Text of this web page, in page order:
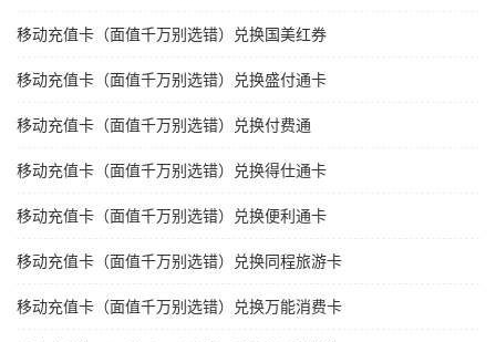
移动充值卡（面值千万别选错）兑换国美红券
移动充值卡（面值千万别选错）兑换盛付通卡
移动充值卡（面值千万别选错）兑换付费通
移动充值卡（面值千万别选错）兑换得仕通卡
移动充值卡（面值千万别选错）兑换便利通卡
移动充值卡（面值千万别选错）兑换同程旅游卡
移动充值卡（面值千万别选错）兑换万能消费卡